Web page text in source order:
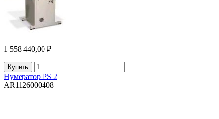
1 558 440,00 ₽
Купить
Нумератор PS 2
AR1126000408